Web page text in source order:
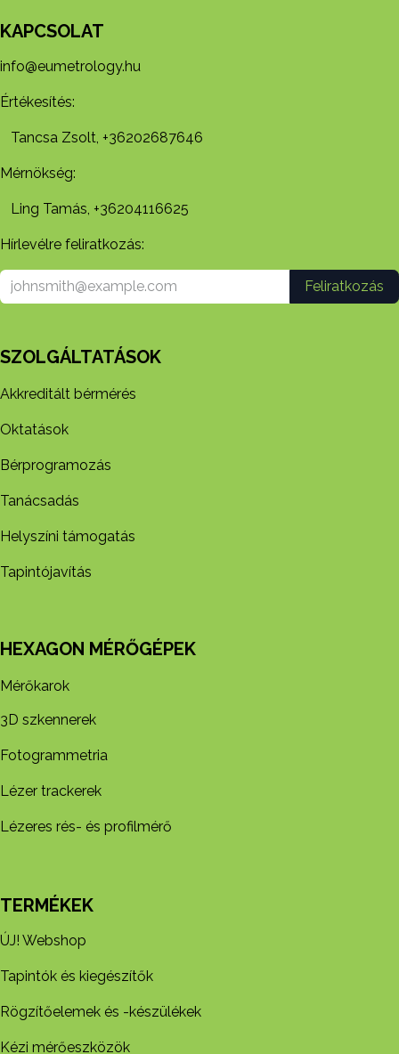
KAPCSOLAT
info@eumetrology.hu
Értékesítés:
Tancsa Zsolt, +36202687646
Mérnökség:
Ling Tamás, +36204116625
Hírlevélre feliratkozás:
Feliratkozás
SZOLGÁLTATÁSOK
Akkreditált bérmérés
Oktatások
Bérprogramozás
Tanácsadás
Helyszíni támogatás
Tapintójavítás
HEXAGON MÉRŐGÉPEK
Mérőkarok
3D szkennerek
Fotogrammetria
Lézer trackerek
Lézeres rés- és profilmérő
TERMÉKEK
ÚJ! Webshop
Tapintók és kiegészítők
Rögzítőelemek és -készül​ékek
Kézi mérőeszközök